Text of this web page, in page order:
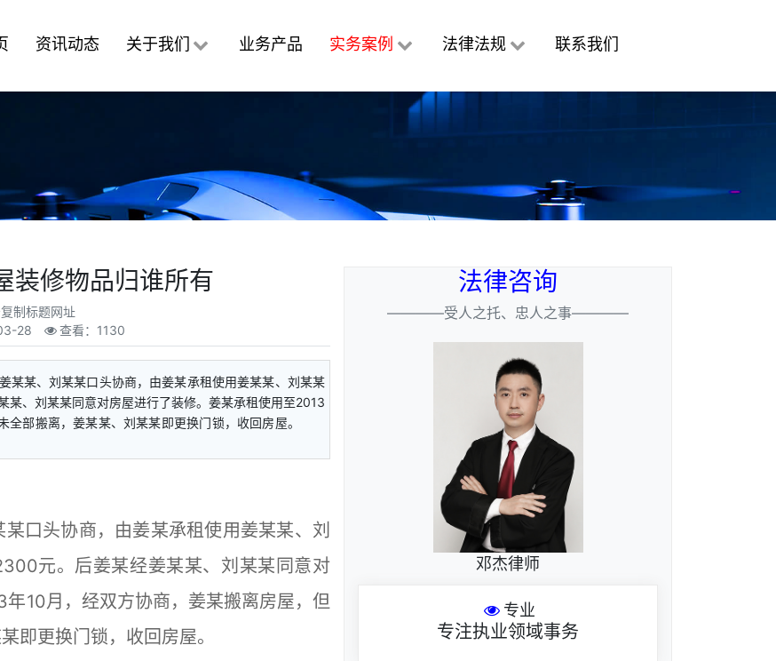
资讯动态 关于我们 业务产品 实务案例 法律法规 联系我们
装修物品归谁所有
制标题网址
28 查看：1130
、刘某某口头协商，由姜某承租使用姜某某、刘某某
、刘某某同意对房屋进行了装修。姜某承租使用至2013
全部搬离，姜某某、刘某某即更换门锁，收回房屋。
头协商，由姜某承租使用姜某某、刘
元。后姜某经姜某某、刘某某同意对
10月，经双方协商，姜某搬离房屋，但
即更换门锁，收回房屋。
法律咨询
————受人之托、忠人之事————
邓杰律师
专业
专注执业领域事务